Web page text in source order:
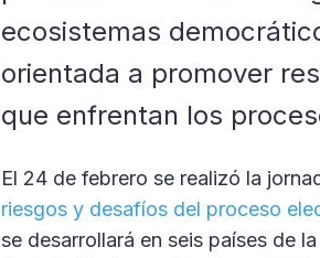
ecosistemas
orientada a promover
que enfrentan los
El 24 de febrero se realizó la
riesgos y desafíos del proceso
se desarrollará en seis países de